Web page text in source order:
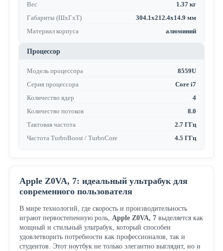
Вес
1.37 кг
Габариты (ШхГхТ)
304.1x212.4x14.9 мм
Материал корпуса
алюминий
Процессор
Модель процессора
8559U
Серия процессора
Core i7
Количество ядер
4
Количество потоков
8.0
Тактовая частота
2.7 ГГц
Частота TurboBoost / TurboCore
4.5 ГГц
Apple Z0VA, 7: идеальный ультрабук для
современного пользователя
В мире технологий, где скорость и производительность
играют первостепенную роль, Apple Z0VA, 7выделяется как
мощный и стильный ультрабук, который способен
удовлетворить потребности как профессионалов, так и
студентов. Этот ноутбук не только элегантно выглядит, но и